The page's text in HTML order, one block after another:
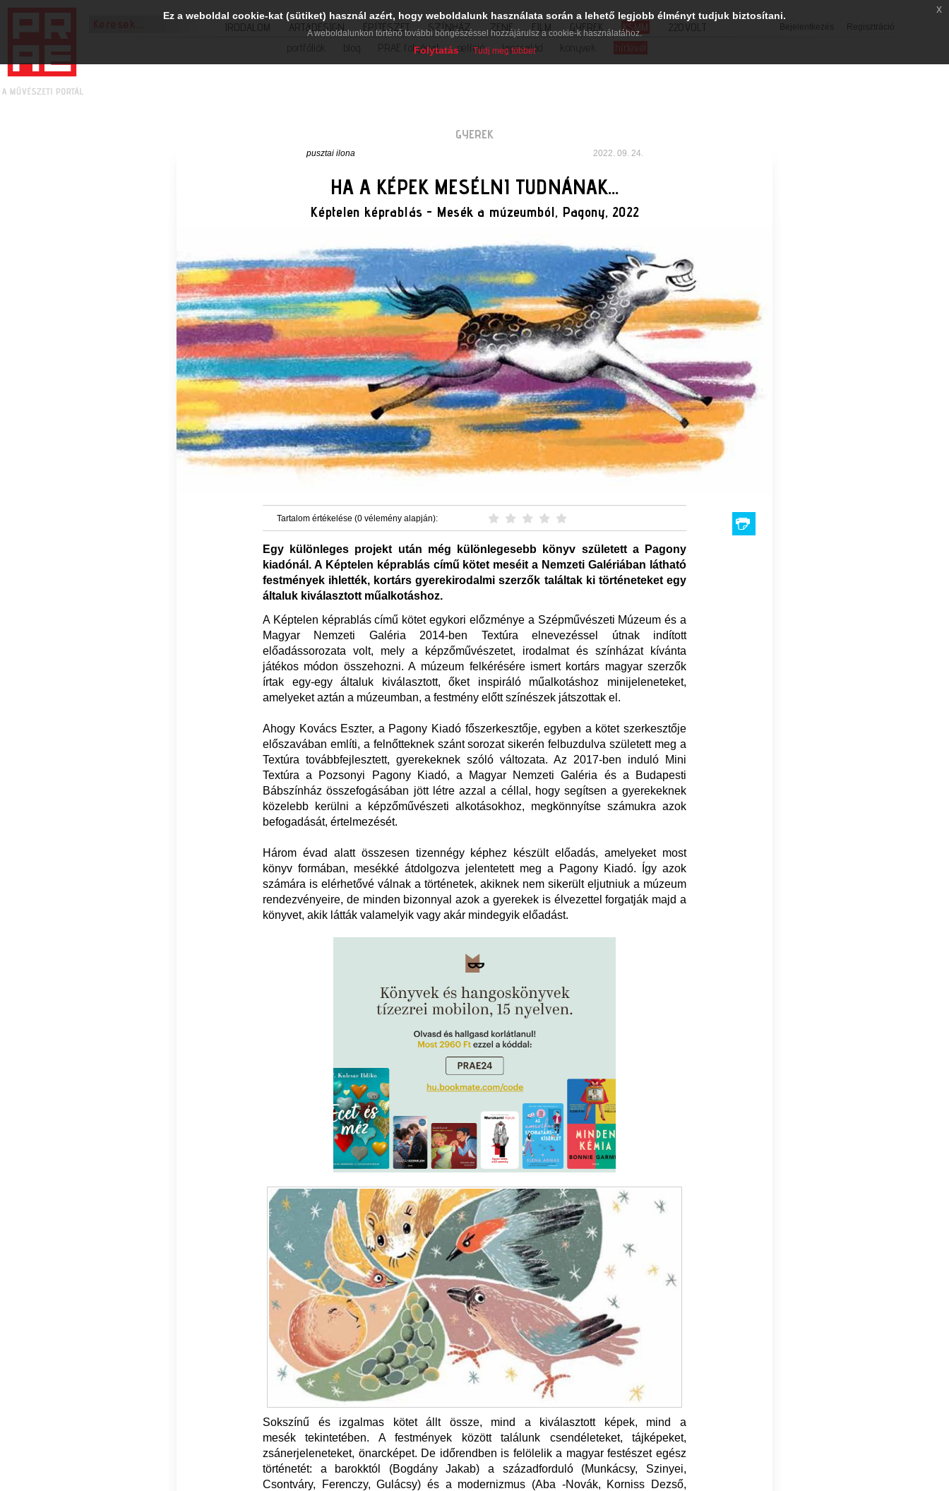
Bejelentkezés Regisztráció
IRODALOM ART&DESIGN ÉPÍTÉSZET SZÍNHÁZ ZENE FILM GYEREK KSMM
220VOLT
portfóliók
blog PRAE folyóirat petíció lapcsalád könyvek hírlevél
GYEREK
pusztai ilona 2022. 09. 24.
HA A KÉPEK MESÉLNI TUDNÁNAK…
Képtelen képrablás - Mesék a múzeumból, Pagony, 2022
Tartalom értékelése (0 vélemény alapján):
Egy különleges projekt után még különlegesebb könyv született a Pagony
kiadónál. A Képtelen képrablás című kötet meséit a Nemzeti Galériában látható
festmények ihlették, kortárs gyerekirodalmi szerzők találtak ki történeteket egy
általuk kiválasztott műalkotáshoz.
A Képtelen képrablás című kötet egykori előzménye a Szépművészeti Múzeum és a
Magyar Nemzeti Galéria 2014-ben Textúra elnevezéssel útnak indított
előadássorozata volt, mely a képzőművészetet, irodalmat és színházat kívánta
játékos módon összehozni. A múzeum felkérésére ismert kortárs magyar szerzők
írtak egy-egy általuk kiválasztott, őket inspiráló műalkotáshoz minijeleneteket,
amelyeket aztán a múzeumban, a festmény előtt színészek játszottak el.
Ahogy Kovács Eszter, a Pagony Kiadó főszerkesztője, egyben a kötet szerkesztője
előszavában említi, a felnőtteknek szánt sorozat sikerén felbuzdulva született meg a
Textúra továbbfejlesztett, gyerekeknek szóló változata. Az 2017-ben induló Mini
Textúra a Pozsonyi Pagony Kiadó, a Magyar Nemzeti Galéria és a Budapesti
Bábszínház összefogásában jött létre azzal a céllal, hogy segítsen a gyerekeknek
közelebb kerülni a képzőművészeti alkotásokhoz, megkönnyítse számukra azok
befogadását, értelmezését.
Három évad alatt összesen tizennégy képhez készült előadás, amelyeket most
könyv formában, mesékké átdolgozva jelentetett meg a Pagony Kiadó. Így azok
számára is elérhetővé válnak a történetek, akiknek nem sikerült eljutniuk a múzeum
rendezvényeire, de minden bizonnyal azok a gyerekek is élvezettel forgatják majd a
könyvet, akik látták valamelyik vagy akár mindegyik előadást.
Sokszínű és izgalmas kötet állt össze, mind a kiválasztott képek, mind a
mesék tekintetében. A festmények között találunk csendéleteket, tájképeket,
zsánerjeleneteket, önarcképet. De időrendben is felölelik a magyar festészet egész
történetét: a barokktól (Bogdány Jakab) a századforduló (Munkácsy, Szinyei,
Csontváry, Ferenczy, Gulácsy) és a modernizmus (Aba -Novák, Korniss Dezső,
Ez a weboldal cookie-kat (sütiket) használ azért, hogy weboldalunk használata során a lehető legjobb élményt tudjuk biztosítani.
A weboldalunkon történő további böngészéssel hozzájárulsz a cookie-k használatához.
Folytatás Tudj meg többet
x